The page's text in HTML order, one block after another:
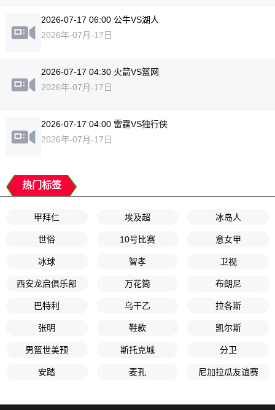
2026-07-17 06:00 公牛VS湖人
2026年-07月-17日
2026-07-17 04:30 火箭VS篮网
2026年-07月-17日
2026-07-17 04:00 雷霆VS独行侠
2026年-07月-17日
热门标签
甲拜仁 埃及超 冰岛人
世俗 10号比赛 意女甲
冰球 智孝 卫视
西安龙启俱乐部 万花筒 布朗尼
巴特利 乌干乙 拉各斯
张明 鞋款 凯尔斯
男篮世美预 斯托克城 分卫
安踏 麦孔 尼加拉瓜友谊赛